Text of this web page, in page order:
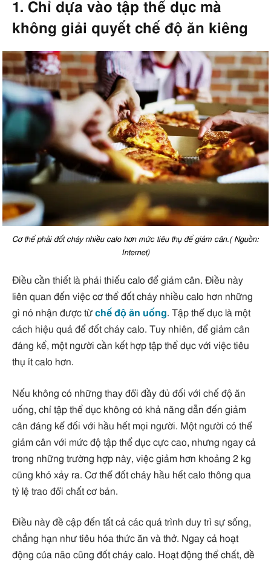
1. Chỉ dựa vào tập thể dục mà
không giải quyết chế độ ăn kiêng
Cơ thể phải đốt cháy nhiều calo hơn mức tiêu thụ để giảm cân.( Nguồn:
Internet)
Điều cần thiết là phải thiếu calo để giảm cân. Điều này
liên quan đến việc cơ thể đốt cháy nhiều calo hơn những
gì nó nhận được từ chế độ ăn uống. Tập thể dục là một
cách hiệu quả để đốt cháy calo. Tuy nhiên, để giảm cân
đáng kể, một người cần kết hợp tập thể dục với việc tiêu
thụ ít calo hơn.
Nếu không có những thay đổi đầy đủ đối với chế độ ăn
uống, chỉ tập thể dục không có khả năng dẫn đến giảm
cân đáng kể đối với hầu hết mọi người. Một người có thể
giảm cân với mức độ tập thể dục cực cao, nhưng ngay cả
trong những trường hợp này, việc giảm hơn khoảng 2 kg
cũng khó xảy ra. Cơ thể đốt cháy hầu hết calo thông qua
tỷ lệ trao đổi chất cơ bản.
Điều này đề cập đến tất cả các quá trình duy trì sự sống,
chẳng hạn như tiêu hóa thức ăn và thở. Ngay cả hoạt
động của não cũng đốt cháy calo. Hoạt động thể chất, đề